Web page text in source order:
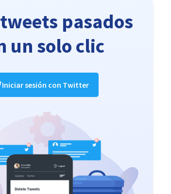
pasados
un solo clic
Iniciar sesión con Twitter